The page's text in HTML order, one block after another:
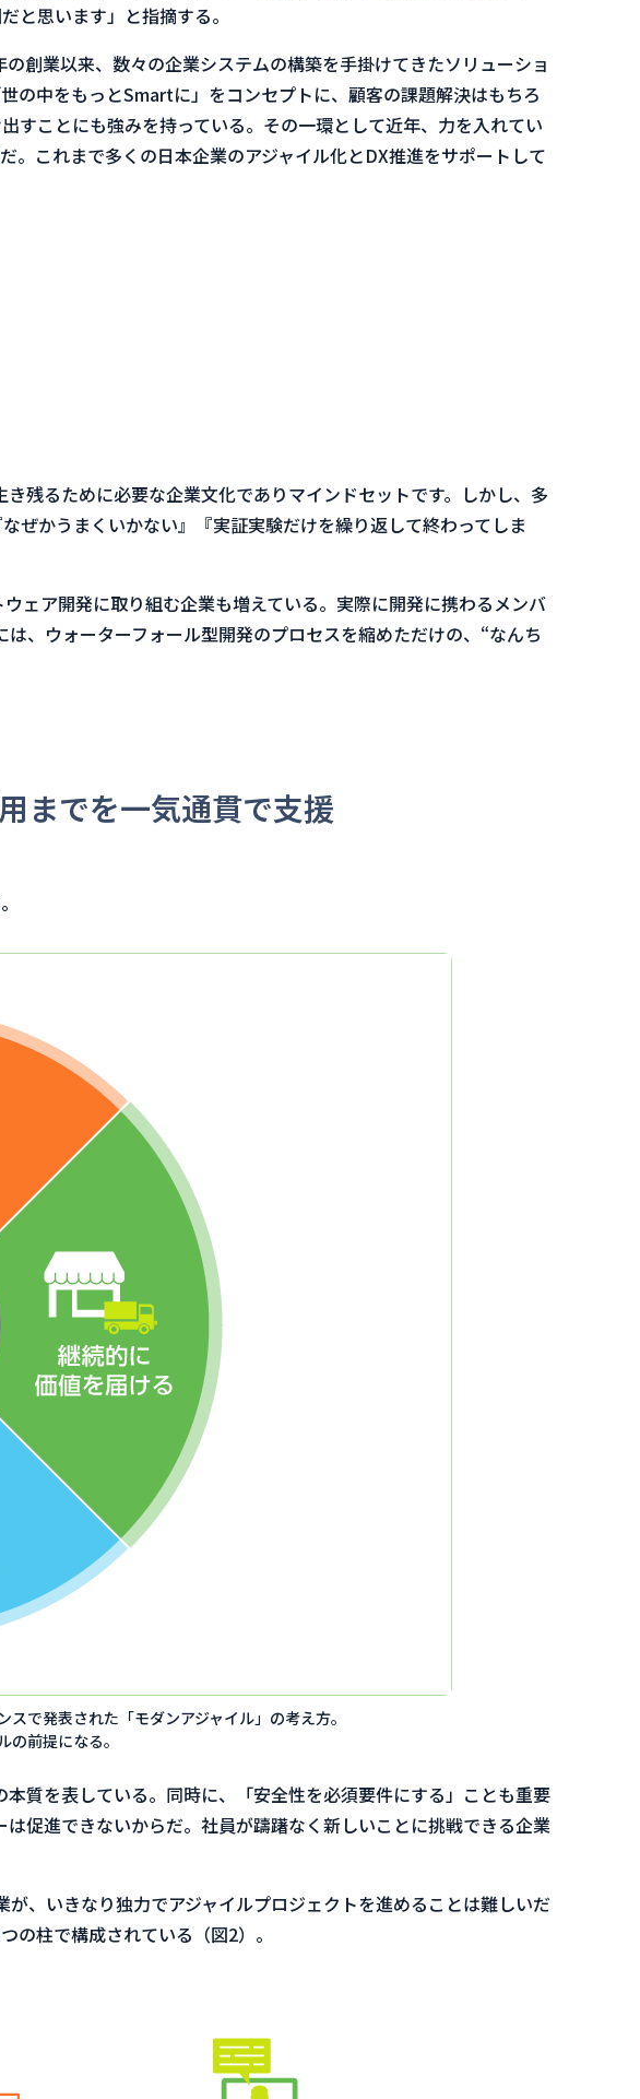
と思います」と指摘する。
創業以来、数々の企業システムの構築を手掛けてきたソリューショ
の中をもっとSmartに」をコンセプトに、顧客の課題解決はもちろ
すことにも強みを持っている。その一環として近年、力を入れてい
。これまで多くの日本企業のアジャイル化とDX推進をサポートして
残るために必要な企業文化でありマインドセットです。しかし、多
ぜかうまくいかない』『実証実験だけを繰り返して終わってしま
ェア開発に取り組む企業も増えている。実際に開発に携わるメンバ
、ウォーターフォール型開発のプロセスを縮めただけの、“なんち
までを一気通貫で支援
で発表された「モダンアジャイル」の考え方。
前提になる。
質を表している。同時に、「安全性を必須要件にする」ことも重要
促進できないからだ。社員が躊躇なく新しいことに挑戦できる企業
、いきなり独力でアジャイルプロジェクトを進めることは難しいだ
の柱で構成されている（図2）。